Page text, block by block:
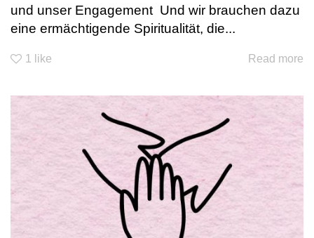
und unser Engagement Und wir brauchen dazu
eine ermächtigende Spiritualität, die...
1 like Read more